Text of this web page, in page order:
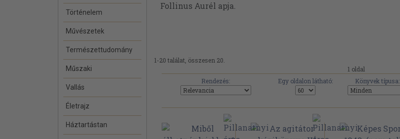
Történelem
Művészetek
Természettudomány
Műszaki
Vallás
Életrajz
Háztartástan
Follinus Aurél apja.
1-20 találat, összesen 20.
1 oldal
Rendezés:
Egy oldalon látható: Könyvek típusa: